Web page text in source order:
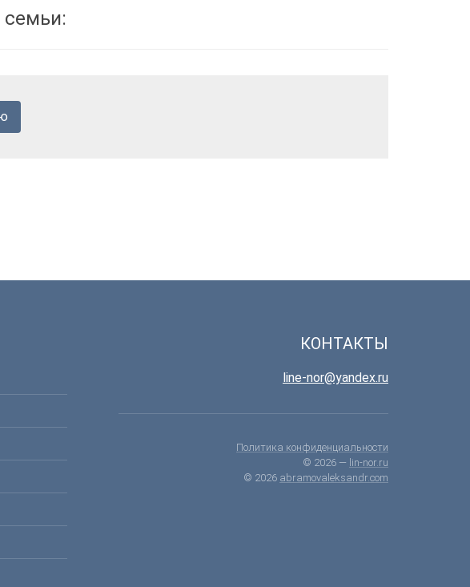
КОНТАКТЫ
line-nor@yandex.ru
Политика конфиденциальности
© 2026 — lin-nor.ru
© 2026 abramovaleksandr.com